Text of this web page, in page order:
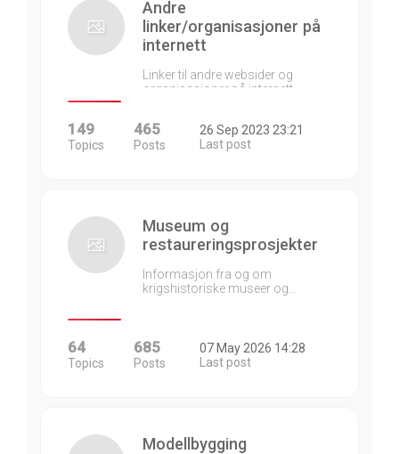
Andre
linker/organisasjoner på
internett
Linker til andre websider og
organisasjoner på internett…
149
Topics
465
Posts
26 Sep 2023 23:21
Last post
Museum og
restaureringsprosjekter
Informasjon fra og om
krigshistoriske museer og…
64
Topics
685
Posts
07 May 2026 14:28
Last post
Modellbygging